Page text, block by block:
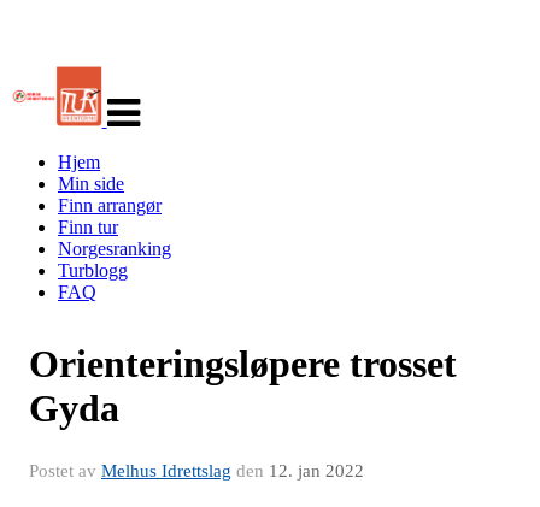
navigasjon
Hjem
Min side
Finn arrangør
Finn tur
Norgesranking
Turblogg
FAQ
Orienteringsløpere trosset
Gyda
Postet av Melhus Idrettslag den 12. jan 2022